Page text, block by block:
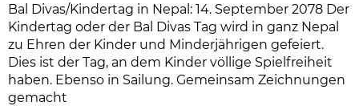
Bal Divas/Kindertag in Nepal: 14. September 2078 Der
Kindertag oder der Bal Divas Tag wird in ganz Nepal
zu Ehren der Kinder und Minderjährigen gefeiert.
Dies ist der Tag, an dem Kinder völlige Spielfreiheit
haben. Ebenso in Sailung. Gemeinsam Zeichnungen
gemacht